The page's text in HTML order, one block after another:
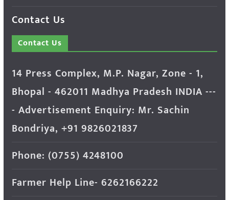
Contact Us
Contact Us
14 Press Complex, M.P. Nagar, Zone - 1,
Bhopal - 462011 Madhya Pradesh INDIA ---
- Advertisement Enquiry: Mr. Sachin
Bondriya, +91 9826021837
Phone: (0755) 4248100
Farmer Help Line- 6262166222